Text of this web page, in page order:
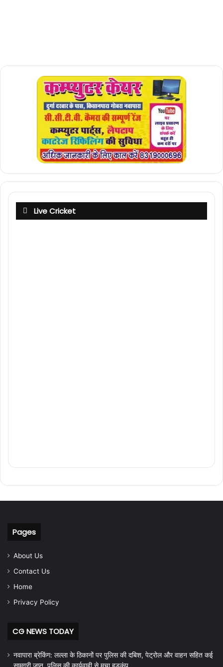
Live Cricket
Pages
About Us
Contact Us
Home
Privacy Policy
CG NEWS TODAY
नवापारा ब्रेकिंग: लल्ला के ठिकानों पर पुलिस की दबिश, पेट्रोल और वाहन सहित कई